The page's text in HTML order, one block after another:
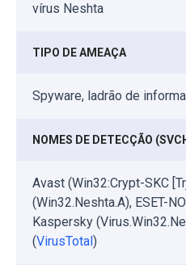
vírus Neshta
TIPO DE AMEAÇA
Spyware, ladrão de
NOMES DE DETECÇÃO
Avast (Win32:Crypt-SKC
(Win32.Neshta.A), ESET-
Kaspersky
(VirusTotal)